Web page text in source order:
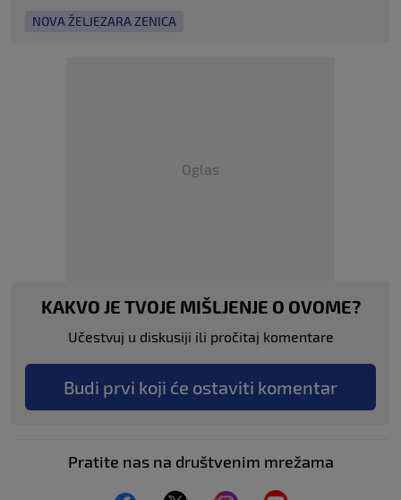
NOVA ŽELJEZARA ZENICA
Oglas
KAKVO JE TVOJE MIŠLJENJE O OVOME?
Učestvuj u diskusiji ili pročitaj komentare
Budi prvi koji će ostaviti komentar
Pratite nas na društvenim mrežama